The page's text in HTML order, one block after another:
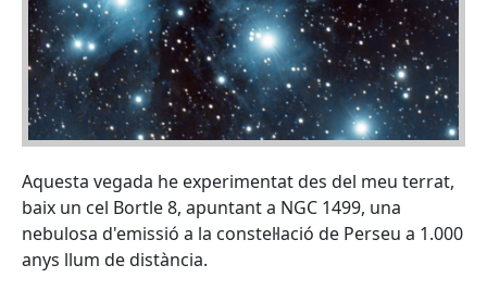
Aquesta vegada he experimentat des del meu terrat,
baix un cel Bortle 8, apuntant a NGC 1499, una
nebulosa d'emissió a la constel·lació de Perseu a 1.000
anys llum de distància.